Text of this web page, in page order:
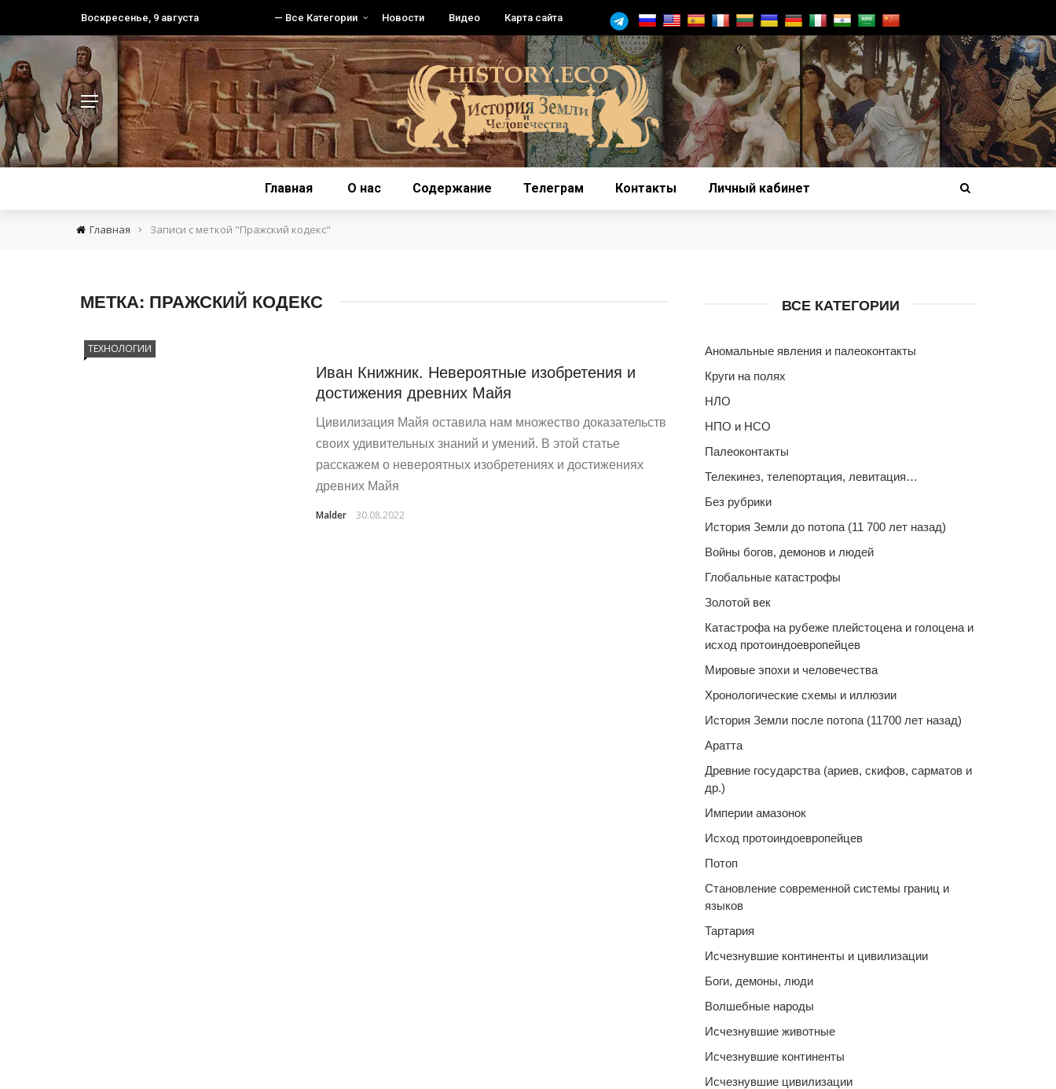
Воскресенье, 9 августа — Все Категории Новости Видео Карта сайта
Главная О нас Содержание Телеграм Контакты Личный кабинет
Главная › Записи с меткой "Пражский кодекс"
МЕТКА: ПРАЖСКИЙ КОДЕКС
ТЕХНОЛОГИИ
Иван Книжник. Невероятные изобретения и
достижения древних Майя
Цивилизация Майя оставила нам множество доказательств
своих удивительных знаний и умений. В этой статье
расскажем о невероятных изобретениях и достижениях
древних Майя
Malder 30.08.2022
ВСЕ КАТЕГОРИИ
Аномальные явления и палеоконтакты
Круги на полях
НЛО
НПО и НСО
Палеоконтакты
Телекинез, телепортация, левитация…
Без рубрики
История Земли до потопа (11 700 лет назад)
Войны богов, демонов и людей
Глобальные катастрофы
Золотой век
Катастрофа на рубеже плейстоцена и голоцена и
исход протоиндоевропейцев
Мировые эпохи и человечества
Хронологические схемы и иллюзии
История Земли после потопа (11700 лет назад)
Аратта
Древние государства (ариев, скифов, сарматов и
др.)
Империи амазонок
Исход протоиндоевропейцев
Потоп
Становление современной системы границ и
языков
Тартария
Исчезнувшие континенты и цивилизации
Боги, демоны, люди
Волшебные народы
Исчезнувшие животные
Исчезнувшие континенты
Исчезнувшие цивилизации